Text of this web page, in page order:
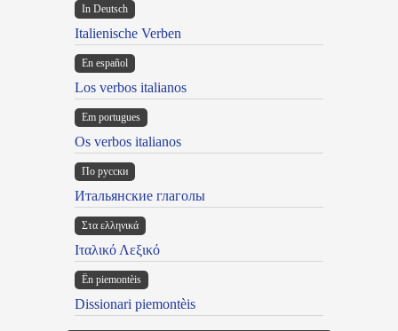
In Deutsch
Italienische Verben
En español
Los verbos italianos
Em portugues
Os verbos italianos
По русски
Итальянские глаголы
Στα ελληνικά
Ιταλικό Λεξικό
Ën piemontèis
Dissionari piemontèis